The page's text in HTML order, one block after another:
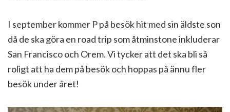
I september kommer P på besök hit med sin äldste son
då de ska göra en road trip som åtminstone inkluderar
San Francisco och Orem. Vi tycker att det ska bli så
roligt att ha dem på besök och hoppas på ännu fler
besök under året!